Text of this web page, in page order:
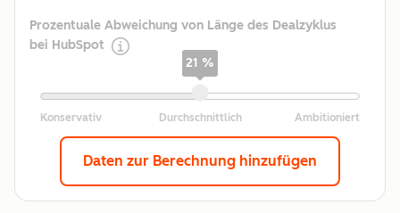
Prozentuale Abweichung von Länge des Dealzyklus
bei HubSpot
21 %
Daten zur Berechnung hinzufügen